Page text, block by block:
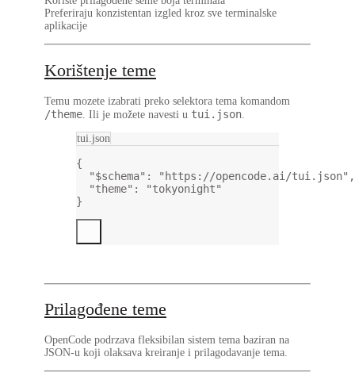
Preferiraju konzistentan izgled kroz sve terminalske
aplikacije
Korištenje teme
Temu mozete izabrati preko selektora tema komandom
/theme . Ili je možete navesti u tui.json
tui.json
{
"$schema" : "https://opencode.ai/tui.json" ,
"theme" :
"tokyonight"
}
Prilagođene teme
OpenCode podrzava fleksibilan sistem tema baziran na
JSON-u koji olaksava kreiranje i prilagodavanje tema.